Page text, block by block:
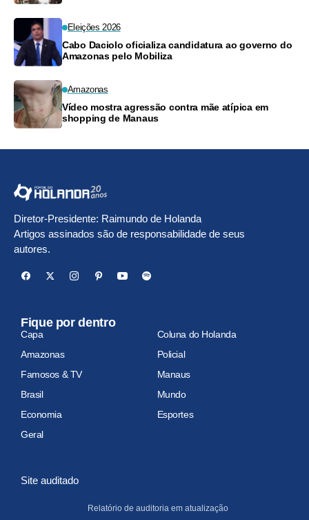
Eleições 2026
Cabo Daciolo oficializa candidatura ao governo do
Amazonas pelo Mobiliza
Amazonas
Vídeo mostra agressão contra mãe atípica em
shopping de Manaus
Diretor-Presidente: Raimundo de Holanda
Artigos assinados são de responsabilidade de seus
autores.
Fique por dentro
Capa
Coluna do Holanda
Amazonas
Policial
Famosos & TV
Manaus
Brasil
Mundo
Economia
Esportes
Geral
Site auditado
Relatório de auditoria em atualização